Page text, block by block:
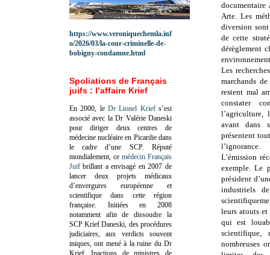
documentaire
Arte. Les
diversion sont
de cette
dérèglement
Les
marchands
restent mal
constater
l’agriculture,
avant dans
présentent
l’ignorance.
L’émission
exemple. Le
président
industriels
leurs atouts
qui est
scientifique,
nombreuses
https://www.veroniquechemla.inf
o/2026/03/la-cour-criminelle-de-
bobigny-condamne.html
Spoliations de Français
juifs : l’affaire Krief
En 2000, le Dr Lionel Kriefs’est
associé avec la Dr Valérie Daneski
pour diriger deux centres de
médecine nucléaire en Picardie dans
le cadre d’une SCP. Réputé
mondialement, ce médecin Français
Juif brillant a envisagé en 2007 de
lancer deux projets médicaux
d’envergures européenne et
scientifique dans cette région
française. Initiées en 2008
notamment afin de dissoudre la
SCP Krief Daneski, des procédures
judiciaires, aux verdicts souvent
iniques, ont mené à la ruine du Dr
Krief.Inactions de ministres de